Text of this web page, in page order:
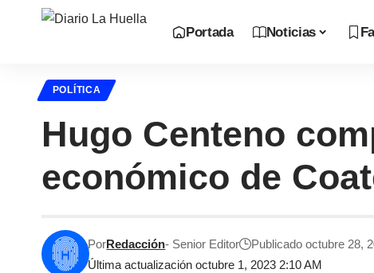
Portada Noticias
POLÍTICA
Hugo Centeno
económico de
Última actualización octubre 1, 2023 2:10 AM
PorRedacción- Senior Editor Publicado octubre 28,